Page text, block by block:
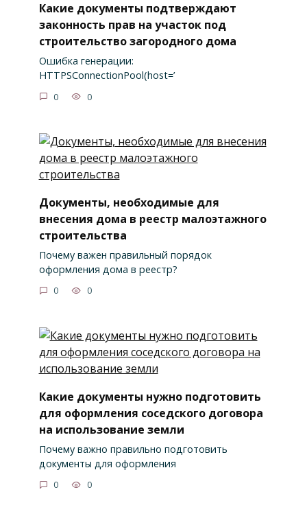
Какие документы подтверждают
законность прав на участок под
строительство загородного дома
Ошибка генерации:
HTTPSConnectionPool(host=’
0 0
Документы, необходимые для
внесения дома в реестр малоэтажного
строительства
Почему важен правильный порядок
оформления дома в реестр?
0 0
Какие документы нужно подготовить
для оформления соседского договора
на использование земли
Почему важно правильно подготовить
документы для оформления
0 0